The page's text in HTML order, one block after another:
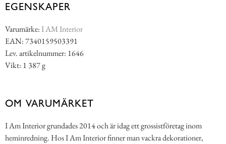
EGENSKAPER
Varumärke:I AM Interior
EAN: 7340159503391
Lev. artikelnummer: 1646
Vikt: 1 387 g
OM VARUMÄRKET
I Am Interior grundades 2014 och är idag ett grossistföretag inom
heminredning. Hos I Am Interior finner man vackra dekorationer,